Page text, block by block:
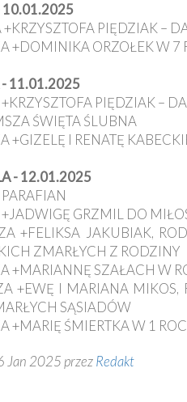
10.01.2025
+KRZYSZTOFA PIĘDZIAK –
+DOMINIKA ORZOŁEK W 7
- 11.01.2025
PIĘDZIAK –
ŚWIĘTA ŚLUBNA
+GIZELĘ I RENATĘ
- 12.01.2025
GRZMIL DO
+FELIKSA JAKUBIAK,
ZMARŁYCH Z RODZINY
+MARIANNĘ SZAŁACH W
+EWĘ I MARIANA MIKOS,
SĄSIADÓW
+MARIĘ ŚMIERTKA W 1
Jan 2025 przezRedakt